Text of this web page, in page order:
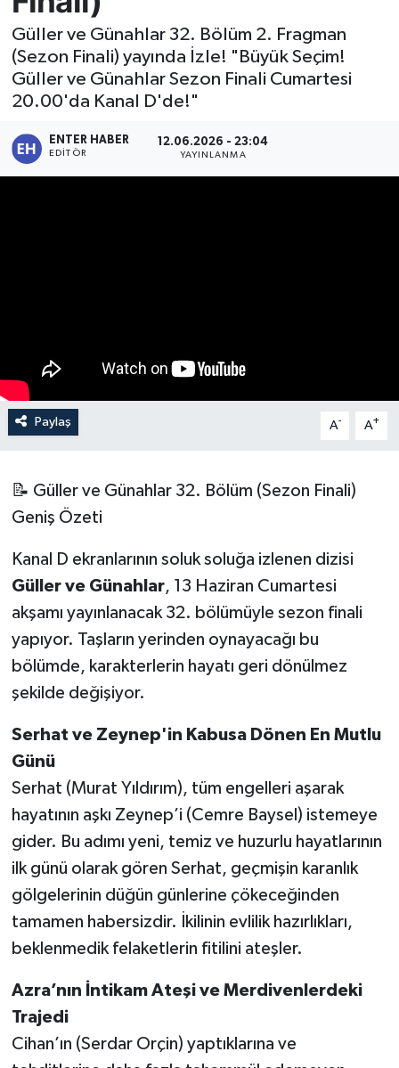
Güller ve Günahlar 32. Bölüm 2. Fragman
(Sezon Finali) yayında İzle! "Büyük Seçim!
Güller ve Günahlar Sezon Finali Cumartesi
20.00'da Kanal D'de!"
ENTER HABER
EDITÖR
12.06.2026 - 23:04
YAYINLANMA
Paylaş A- A+
📝 Güller ve Günahlar 32. Bölüm (Sezon Finali)
Geniş Özeti
Kanal D ekranlarının soluk soluğa izlenen dizisi
Güller ve Günahlar, 13 Haziran Cumartesi
akşamı yayınlanacak 32. bölümüyle sezon finali
yapıyor. Taşların yerinden oynayacağı bu
bölümde, karakterlerin hayatı geri dönülmez
şekilde değişiyor.
Serhat ve Zeynep'in Kabusa Dönen En Mutlu
Günü
Serhat (Murat Yıldırım), tüm engelleri aşarak
hayatının aşkı Zeynep’i (Cemre Baysel) istemeye
gider. Bu adımı yeni, temiz ve huzurlu hayatlarının
ilk günü olarak gören Serhat, geçmişin karanlık
gölgelerinin düğün günlerine çökeceğinden
tamamen habersizdir. İkilinin evlilik hazırlıkları,
beklenmedik felaketlerin fitilini ateşler.
Azra’nın İntikam Ateşi ve Merdivenlerdeki
Trajedi
Cihan’ın (Serdar Orçin) yaptıklarına ve
SPOR
KÜLTÜR SANAT